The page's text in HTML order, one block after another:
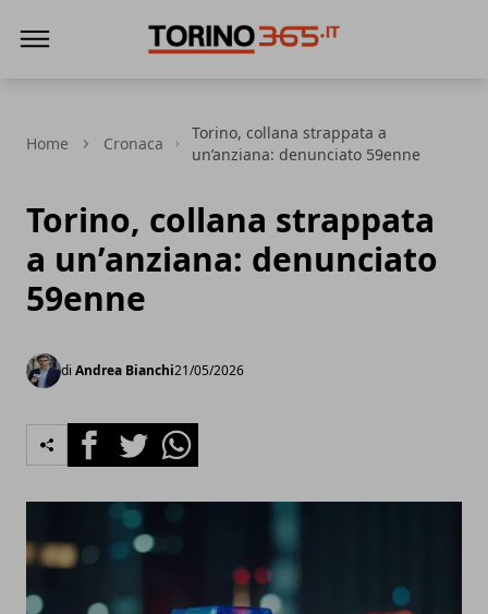
Home Cronaca
Torino, collana strappata a
un’anziana: denunciato 59enne
Torino, collana strappata
a un’anziana: denunciato
59enne
di Andrea Bianchi21/05/2026
FacebookTwitterWhatsapp